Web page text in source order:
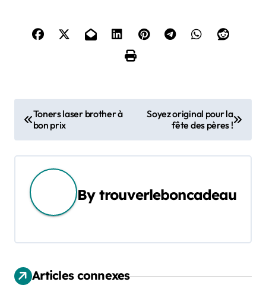
N
a
v
i
Toners laser brother à
bon prix
Soyez original pour la
fête des pères !
By trouverleboncadeau
Articles connexes